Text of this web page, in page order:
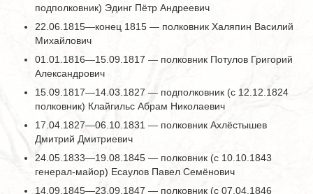
подполковник) Эдинг Пётр Андреевич
22.06.1815—конец 1815 — полковник Халяпин Василий
Михайлович
01.01.1816—15.09.1817 — полковник Потулов Григорий
Александрович
15.09.1817—14.03.1827 — подполковник (с 12.12.1824
полковник) Клайгильс Абрам Николаевич
17.04.1827—06.10.1831 — полковник Ахлёстышев
Дмитрий Дмитриевич
24.05.1833—19.08.1845 — полковник (с 10.10.1843
генерал-майор) Есаулов Павел Семёнович
14.09.1845—23.09.1847 — полковник (с 07.04.1846